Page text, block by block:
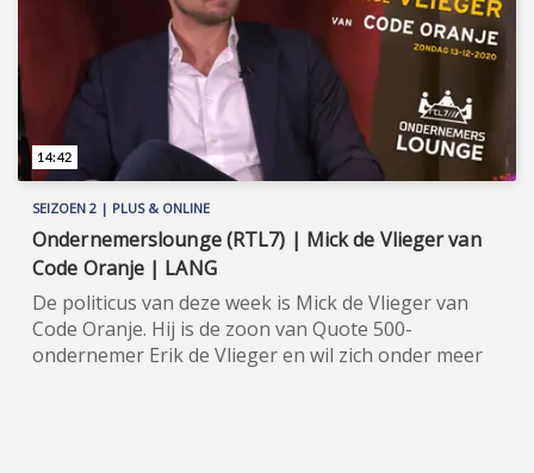
werd Richard de Mos als lijsttrekker voor de Tweede
Kamerverkiezingen 2021 gepresenteerd, met
advocaat Peter Plasman als zijn 'running mate'.
Deze heren zijn te gast in seizoen 2 van
Ondernemerslounge, net als de Wassenaarse
advocaat Sébas Diekstra en ondernemer Mick de
Vlieger. Meer informatie: www.wijzijncodeoranje.nl.
SEIZOEN 2 | PLUS & ONLINE
Ondernemerslounge (RTL7) | Mick de Vlieger van
Code Oranje | LANG
De politicus van deze week is Mick de Vlieger van
Code Oranje. Hij is de zoon van Quote 500-
ondernemer Erik de Vlieger en wil zich onder meer
14:42